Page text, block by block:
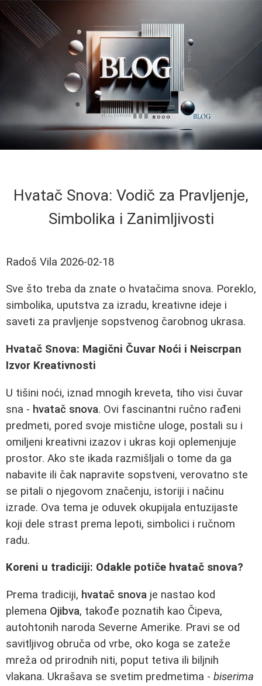
Hvatač Snova: Vodič za Pravljenje,
Simbolika i Zanimljivosti
Radoš Vila 2026-02-18
Sve što treba da znate o hvatačima snova. Poreklo,
simbolika, uputstva za izradu, kreativne ideje i
saveti za pravljenje sopstvenog čarobnog ukrasa.
Hvatač Snova: Magični Čuvar Noći i Neiscrpan
Izvor Kreativnosti
U tišini noći, iznad mnogih kreveta, tiho visi čuvar
sna - hvatač snova. Ovi fascinantni ručno rađeni
predmeti, pored svoje mistične uloge, postali su i
omiljeni kreativni izazov i ukras koji oplemenjuje
prostor. Ako ste ikada razmišljali o tome da ga
nabavite ili čak napravite sopstveni, verovatno ste
se pitali o njegovom značenju, istoriji i načinu
izrade. Ova tema je oduvek okupijala entuzijaste
koji dele strast prema lepoti, simbolici i ručnom
radu.
Koreni u tradiciji: Odakle potiče hvatač snova?
Prema tradiciji, hvatač snova je nastao kod
plemena Ojibva, takođe poznatih kao Čipeva,
autohtonih naroda Severne Amerike. Pravi se od
savitljivog obruča od vrbe, oko koga se zateže
mreža od prirodnih niti, poput tetiva ili biljnih
vlakana. Ukrašava se svetim predmetima - biserima